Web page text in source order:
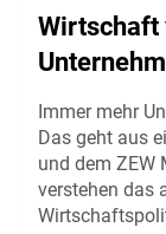
Immer mehr
Das geht aus
und dem ZEW
verstehen das